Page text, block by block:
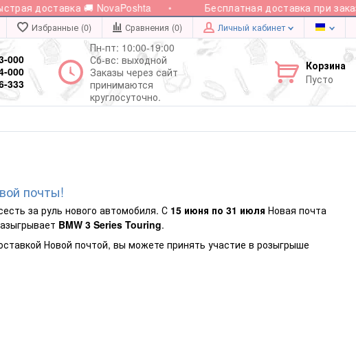
доставка 🚚 NovaPoshta Бесплатная доставка при заказе
Избранные (0) Сравнения (0) Личный кабинет
000
000
333
Пн-пт: 10:00-19:00
Сб-вс: выходной
Заказы через сайт
принимаются
круглосуточно.
Корзина
Пусто
почты!
за руль нового автомобиля. С 15 июня по 31 июля Новая почта
BMW 3 Series Touring.
Новой почтой, вы можете принять участие в розыгрыше